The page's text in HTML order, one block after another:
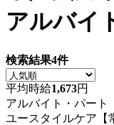
アルバイ
検索結果4件
平均時給1,673円
アルバイト・パート
ユースタイルケア【